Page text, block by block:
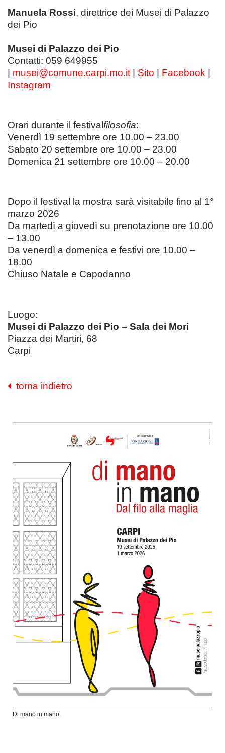
Manuela Rossi, direttrice dei Musei di Palazzo
dei Pio
Musei di Palazzo dei Pio
Contatti: 059 649955
musei@comune.carpi.mo.it| Sito Facebook
Instagram
Orari durante il festivalfilosofia:
Venerdì 19 settembre ore 10.00 – 23.00
Sabato 20 settembre ore 10.00 – 23.00
Domenica 21 settembre ore 10.00 – 20.00
Dopo il festival la mostra sarà visitabile fino al 1°
marzo 2026
Da martedì a giovedì su prenotazione ore 10.00
– 13.00
Da venerdì a domenica e festivi ore 10.00 –
18.00
Chiuso Natale e Capodanno
Luogo:
Musei di Palazzo dei Pio – Sala dei Mori
Piazza dei Martiri, 68
Carpi
torna indietro
Di mano in mano.